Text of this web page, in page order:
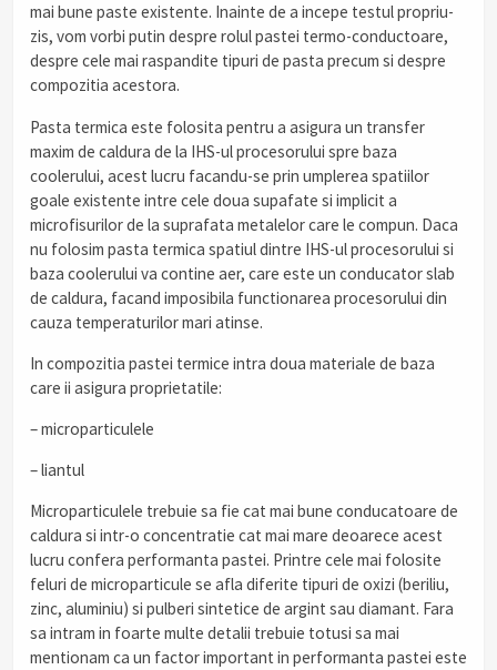
mai bune paste existente. Inainte de a incepe testul propriu-
zis, vom vorbi putin despre rolul pastei termo-conductoare,
despre cele mai raspandite tipuri de pasta precum si despre
compozitia acestora.
Pasta termica este folosita pentru a asigura un transfer
maxim de caldura de la IHS-ul procesorului spre baza
coolerului, acest lucru facandu-se prin umplerea spatiilor
goale existente intre cele doua supafate si implicit a
microfisurilor de la suprafata metalelor care le compun. Daca
nu folosim pasta termica spatiul dintre IHS-ul procesorului si
baza coolerului va contine aer, care este un conducator slab
de caldura, facand imposibila functionarea procesorului din
cauza temperaturilor mari atinse.
In compozitia pastei termice intra doua materiale de baza
care ii asigura proprietatile:
–microparticulele
–liantul
Microparticulele trebuie sa fie cat mai bune conducatoare de
caldura si intr-o concentratie cat mai mare deoarece acest
lucru confera performanta pastei. Printre cele mai folosite
feluri de microparticule se afla diferite tipuri de oxizi (beriliu,
zinc, aluminiu) si pulberi sintetice de argint sau diamant. Fara
sa intram in foarte multe detalii trebuie totusi sa mai
mentionam ca un factor important in performanta pastei este